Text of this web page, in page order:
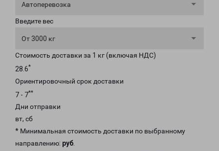
Автоперевозка
Введите вес
От 3000 кг
Стоимость доставки за 1 кг (включая НДС)
28.6*
Ориентировочный срок доставки
7 - 7**
Дни отправки
вт, сб
* Минимальная стоимость доставки по выбранному
направлению: руб.